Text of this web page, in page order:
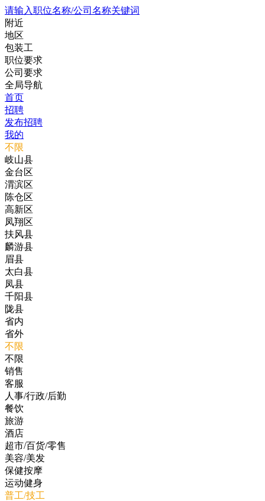
请输入职位名称/公司名称关键词
附近
地区
包装工
职位要求
公司要求
全局导航
首页
招聘
发布招聘
我的
不限
岐山县
金台区
渭滨区
陈仓区
高新区
凤翔区
扶风县
麟游县
眉县
太白县
凤县
千阳县
陇县
省内
省外
不限
不限
销售
客服
人事/行政/后勤
餐饮
旅游
酒店
超市/百货/零售
美容/美发
保健按摩
运动健身
普工/技工